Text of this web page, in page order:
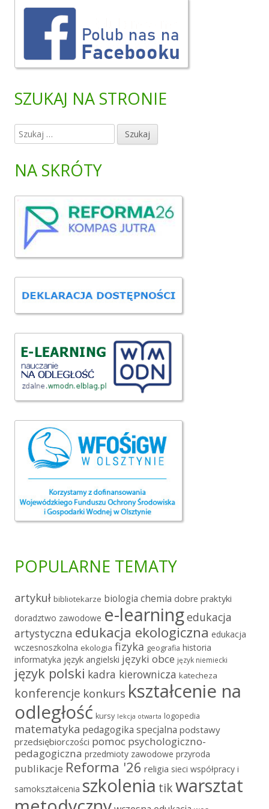
SZUKAJ NA STRONIE
z
kNA SKRÓTY
POPULARNE TEMATY
artykuł bibliotekarze biologia chemia dobre praktyki
doradztwo zawodowe e-learningedukacja
artystyczna edukacja ekologiczna edukacja
wczesnoszkolna ekologia fizyka geografia historia
informatyka język angielski języki obce język niemiecki
język polski kadra kierownicza katecheza
konferencje konkurs kształcenie na
odległość kursy lekcja otwarta logopedia
matematyka pedagogika specjalna podstawy
przedsiębiorczości pomoc psychologiczno-
pedagogiczna przedmioty zawodowe przyroda
publikacje Reforma '26 religia sieci współpracy i
samokształcenia szkolenia tikwarsztat